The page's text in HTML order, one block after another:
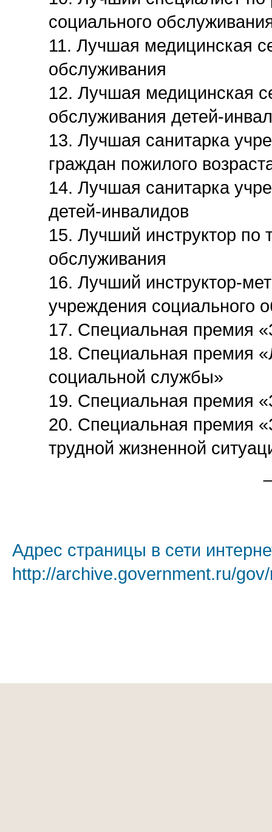
социального
11. Лучшая медицинская
обслуживания
12. Лучшая медицинская
обслуживания детей-
13. Лучшая санитарка
граждан пожилого
14. Лучшая санитарка
детей-инвалидов
15. Лучший инструктор по
обслуживания
16. Лучший инструктор-
учреждения социального
17. Специальная премия
18. Специальная премия
социальной службы»
19. Специальная премия
20. Специальная премия
трудной жизненной
Адрес страницы в сети
http://archive.government.ru/